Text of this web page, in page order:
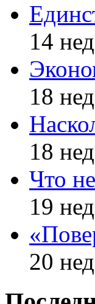
14
18
18
Что
19
20